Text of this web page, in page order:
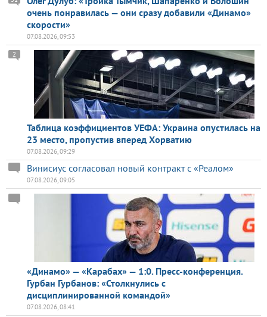
очень понравилась — они сразу добавили «Динамо»
скорости»
07.08.2026, 09:53
Таблица коэффициентов УЕФА: Украина опустилась на
23 место, пропустив вперед Хорватию
2
07.08.2026, 09:29
Винисиус согласовал новый контракт с «Реалом»
07.08.2026, 09:05
«Динамо» — «Карабах» — 1:0. Пресс-конференция.
Гурбан Гурбанов: «Столкнулись с
дисциплинированной командой»
07.08.2026, 08:41